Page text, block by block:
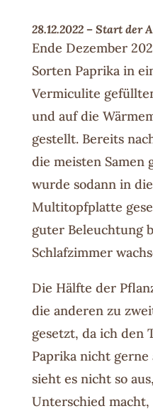
28.12.2022 – Start der
Ende Dezember
Sorten Paprika in
Vermiculite
und auf die
gestellt. Bereits
die meisten Samen
wurde sodann in
Multitopfplatte
guter Beleuchtung
Schlafzimmer
Die Hälfte der
die anderen zu
gesetzt, da ich den
Paprika nicht
sieht es nicht so
Unterschied